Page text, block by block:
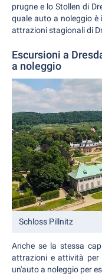
prugne e lo Stollen di
quale auto a noleggio è
attrazioni stagionali di
Escursioni a
a noleggio
Schloss Pillnitz
Anche se la stessa
attrazioni e attività per
un'auto a noleggio per